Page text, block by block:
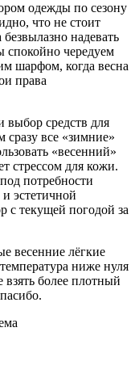
одежды по сезону
что не стоит
надевать
спокойно чередуем
шарфом, когда весна
права
средств для
все «зимние»
«весенний»
стрессом для кожи.
потребности
эстетичной
с текущей погодой за
весенние лёгкие
ниже нуля
взять более плотный